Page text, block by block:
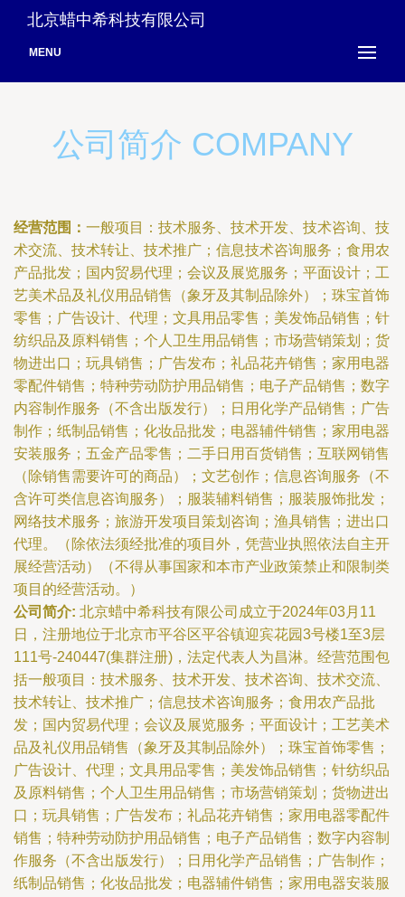
北京蜡中希科技有限公司
MENU
公司简介 COMPANY
经营范围： 一般项目：技术服务、技术开发、技术咨询、技
术交流、技术转让、技术推广；信息技术咨询服务；食用农
产品批发；国内贸易代理；会议及展览服务；平面设计；工
艺美术品及礼仪用品销售（象牙及其制品除外）；珠宝首饰
零售；广告设计、代理；文具用品零售；美发饰品销售；针
纺织品及原料销售；个人卫生用品销售；市场营销策划；货
物进出口；玩具销售；广告发布；礼品花卉销售；家用电器
零配件销售；特种劳动防护用品销售；电子产品销售；数字
内容制作服务（不含出版发行）；日用化学产品销售；广告
制作；纸制品销售；化妆品批发；电器辅件销售；家用电器
安装服务；五金产品零售；二手日用百货销售；互联网销售
（除销售需要许可的商品）；文艺创作；信息咨询服务（不
含许可类信息咨询服务）；服装辅料销售；服装服饰批发；
网络技术服务；旅游开发项目策划咨询；渔具销售；进出口
代理。（除依法须经批准的项目外，凭营业执照依法自主开
展经营活动）（不得从事国家和本市产业政策禁止和限制类
项目的经营活动。）
公司简介: 北京蜡中希科技有限公司成立于2024年03月11
日，注册地位于北京市平谷区平谷镇迎宾花园3号楼1至3层
111号-240447(集群注册)，法定代表人为昌淋。经营范围包
括一般项目：技术服务、技术开发、技术咨询、技术交流、
技术转让、技术推广；信息技术咨询服务；食用农产品批
发；国内贸易代理；会议及展览服务；平面设计；工艺美术
品及礼仪用品销售（象牙及其制品除外）；珠宝首饰零售；
广告设计、代理；文具用品零售；美发饰品销售；针纺织品
及原料销售；个人卫生用品销售；市场营销策划；货物进出
口；玩具销售；广告发布；礼品花卉销售；家用电器零配件
销售；特种劳动防护用品销售；电子产品销售；数字内容制
作服务（不含出版发行）；日用化学产品销售；广告制作；
纸制品销售；化妆品批发；电器辅件销售；家用电器安装服